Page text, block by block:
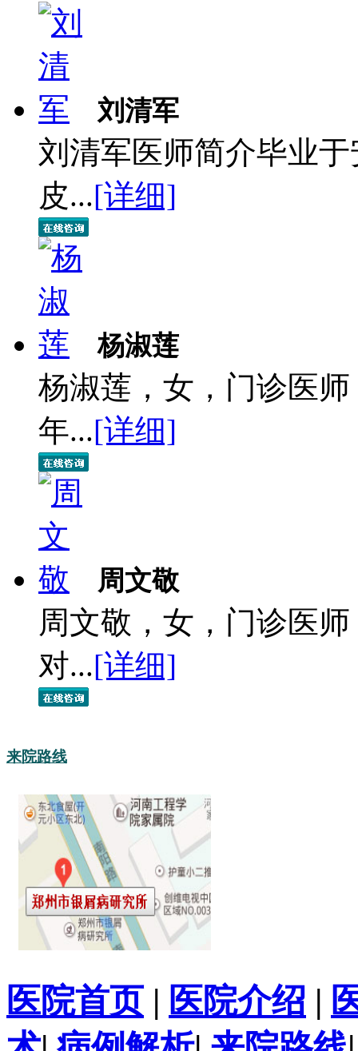
刘清军
刘清军医师简介毕业
皮...[详细]
杨淑莲
杨淑莲，女，门诊医
年...[详细]
周文敬
周文敬，女，门诊医
对...[详细]
来院路线
医院首页| 医院介绍 |